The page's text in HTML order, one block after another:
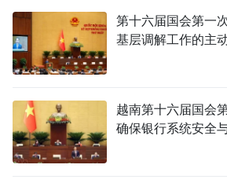
第十六届国会第一
基层调解工作的主
越南第十六届国会
确保银行系统安全